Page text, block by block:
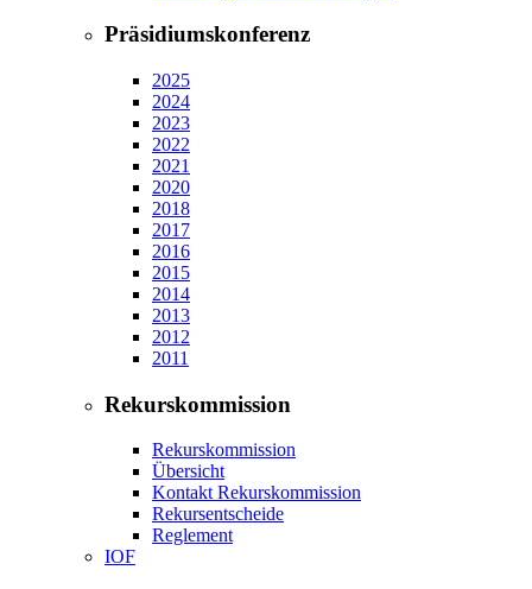
Präsidiumskonferenz
2025
2024
2023
2022
2021
2020
2018
2017
2016
2015
2014
2013
2012
2011
Rekurskommission
Rekurskommission
Übersicht
Kontakt Rekurskommission
Rekursentscheide
Reglement
IOF